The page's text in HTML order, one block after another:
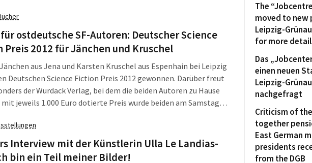
ostdeutsche SF-Autoren: Deutscher Science
Preis 2012 für Jänchen und Kruschel
aus Jena und Karsten Kruschel aus Espenhain bei Leipzig
Deutschen Science Fiction Preis 2012 gewonnen. Darüber freut
der Wurdack Verlag, bei dem die beiden Autoren zu Hause
mit jeweils 1.000 Euro dotierte Preis wurde beiden am Samstag,
Interview mit der Künstlerin Ulla Le Landias-
bin ein Teil meiner Bilder!
The
moved to new
Leipzig-
for more
Das
einen neuen
Leipzig-
nachgefragt
Criticism of
together
East German
presidents
from the DGB